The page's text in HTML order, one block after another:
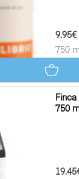
9.95€
750 ml
750